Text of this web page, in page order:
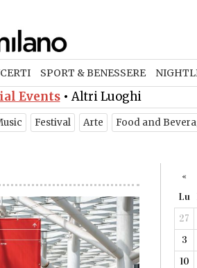
SPORT & BENESSERE
Events •Altri Luoghi
Festival Arte Food and
«
Lu
27
3
10